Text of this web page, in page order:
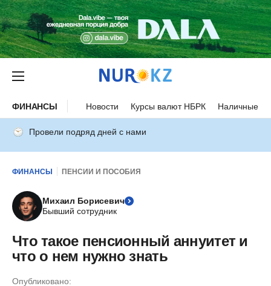
ФИНАНСЫ Новости Курсы валют НБРК Наличные
Провели подряд дней с нами
ФИНАНСЫ ПЕНСИИ И ПОСОБИЯ
Михаил Борисевич
Бывший сотрудник
Что такое пенсионный аннуитет и
что о нем нужно знать
Опубликовано: